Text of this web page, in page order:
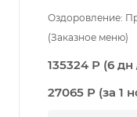
Оздоровление:
(Заказное меню)
135324 Р (6 дн
27065 Р (за 1